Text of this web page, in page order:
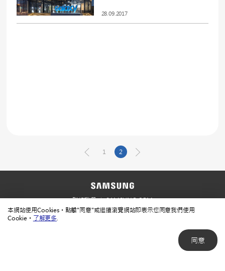
本網站使用Cookies。點擊"同意"或繼續瀏覽網站即表示您同意我們使用
Cookie。 了解更多
同意
28.09.2017
1 2
聯絡我們
SAMSUNG.COM
使用規範
隱私規範